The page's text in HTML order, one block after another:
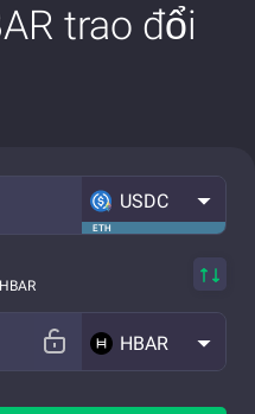
trao đổi
ETH
USDC
HBAR